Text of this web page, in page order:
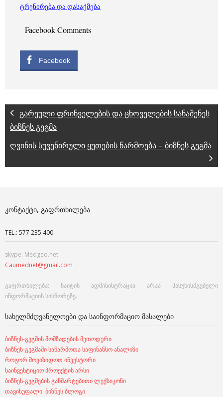
ტრენირება და დასაქმება
Facebook Comments
Facebook
გარეული ფრინველების და ცხოველების სანაშენეს
ბიზნეს გეგმა
ღვინის სუვენირული ყუთების წარმოება – ბიზნეს გეგმა
ᲙᲝᲜᲢᲐᲥᲢᲘ, ᲒᲐᲤᲠᲗᲮᲘᲚᲔᲑᲐ
TEL.: 577 235 400
skype: Medgeo.net
Caumednet@gmail.com
გაფრთხილება: საიტის ადმინისტრაცია არაა პასუხისმგებელი
ინფორმაციის სისწორეზე.
ᲡᲐᲮᲔᲚᲛᲫᲦᲕᲐᲜᲔᲚᲝᲔᲑᲘ ᲓᲐ ᲡᲐᲘᲜᲤᲝᲠᲛᲐᲪᲘᲝ ᲛᲐᲡᲐᲚᲔᲑᲘ
ბიზნეს-გეგმის მომზადების მეთოდური
ბიზნეს-გეგმაში საწარმოთა საფინანსო ანალიზი
როგორ მოვიზიდოთ ინვესტორი
საინვესტიციო პროექტის არსი
ბიზნეს-გეგმების განმარტებითი ლექსიკონი
თავისუფალი ბიზნეს ბლოგი